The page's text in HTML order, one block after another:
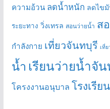
ความอ้วน ลดน้ำหนัก ลดไข
ระยะทาง วิ่งเทรล สอนว่ายน้ำ ส
กำลังกาย เที่ยวจันทบุรี เที่ย
น้ำ เรียนว่ายน้ำจั
โครงงานอนุบาล โรงเรี